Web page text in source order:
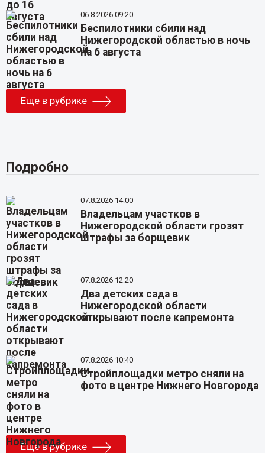
06.8.2026 09:20
Беспилотники сбили над
Нижегородской областью в ночь
на 6 августа
Еще в рубрике
Подробно
07.8.2026 14:00
Владельцам участков в
Нижегородской области грозят
штрафы за борщевик
07.8.2026 12:20
Два детских сада в
Нижегородской области
открывают после капремонта
07.8.2026 10:40
Стройплощадки метро сняли на
фото в центре Нижнего Новгорода
Еще в рубрике